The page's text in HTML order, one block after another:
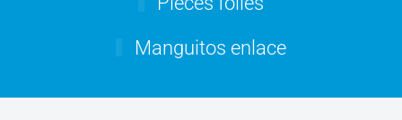
Manguitos enlace